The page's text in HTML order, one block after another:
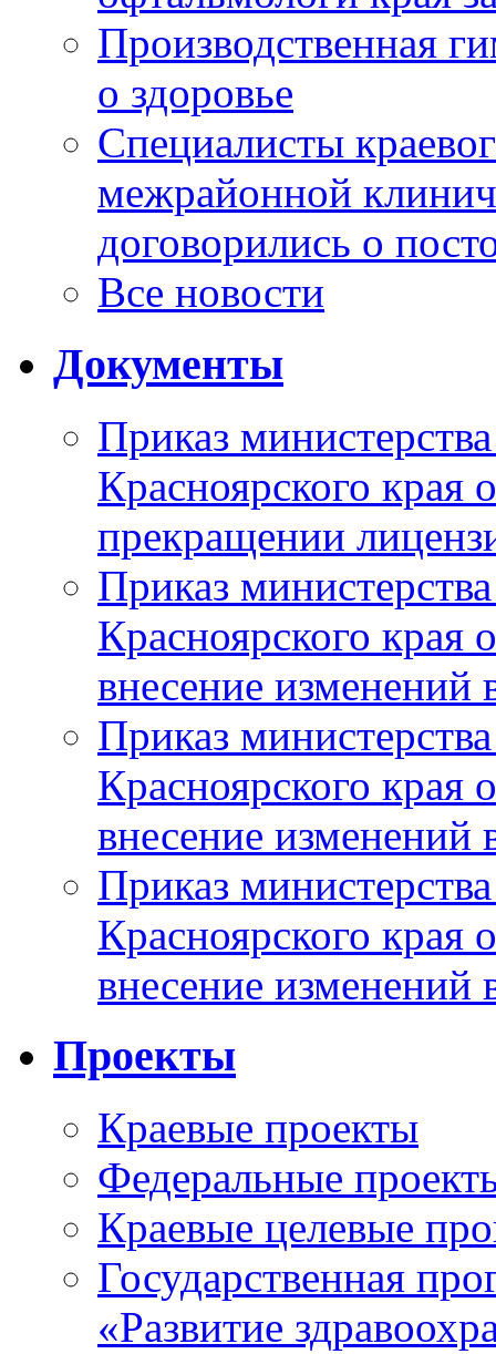
Производственная
о здоровье
Специалисты
межрайонной
договорились о
Все новости
Документы
Приказ
Красноярского
прекращении
Приказ
Красноярского
внесение изменений
Приказ
Красноярского
внесение изменений
Приказ
Красноярского
внесение изменений
Проекты
Краевые проекты
Федеральные
Краевые целевые
Государственная
«Развитие